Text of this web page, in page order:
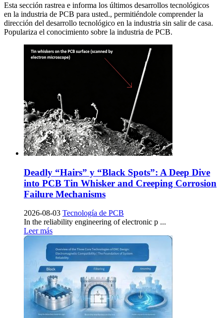
Esta sección rastrea e informa los últimos desarrollos tecnológicos
en la industria de PCB para usted., permitiéndole comprender la
dirección del desarrollo tecnológico en la industria sin salir de casa.
Populariza el conocimiento sobre la industria de PCB.
Deadly “Hairs” y “Black Spots”: A Deep Dive
into PCB Tin Whisker and Creeping Corrosion
Failure Mechanisms
2026-08-03 Tecnología de PCB
In the reliability engineering of electronic p ...
Leer más